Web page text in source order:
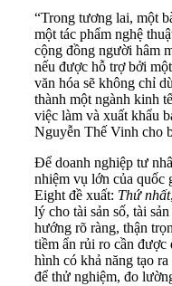
“Trong tương lai, một
một tác phẩm nghệ
cộng đồng người hâm
nếu được hỗ trợ bởi
văn hóa sẽ không chỉ
thành một ngành kinh
việc làm và xuất khẩu
Nguyễn Thế Vinh cho
Để doanh nghiệp tư
nhiệm vụ lớn của quốc
Eight đề xuất: Thứ nhất
lý cho tài sản số, tài
hướng rõ ràng, thận
tiềm ẩn rủi ro cần được
hình có khả năng tạo
để thử nghiệm, đo